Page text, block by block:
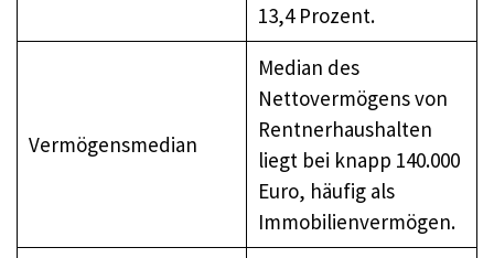
13,4 Prozent.
Vermögensmedian
Median des
Nettovermögens von
Rentnerhaushalten
liegt bei knapp 140.000
Euro, häufig als
Immobilienvermögen.